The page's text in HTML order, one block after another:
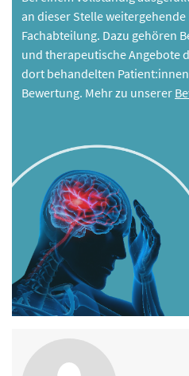
an dieser Stelle
Fachabteilung. Dazu gehören
und therapeutische Angebote
dort behandelten
Bewertung. Mehr zu unserer